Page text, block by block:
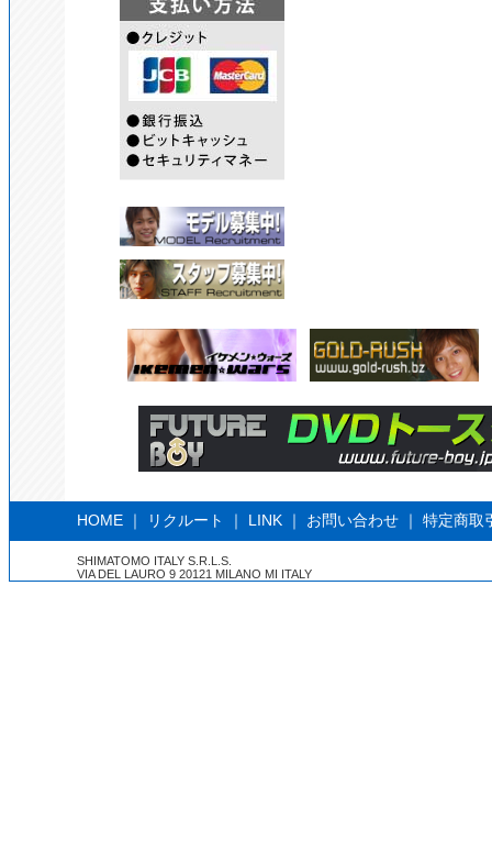
HOME ｜ リクルート ｜ LINK ｜ お問い合わせ ｜ 特定商取
SHIMATOMO ITALY S.R.L.S.
VIA DEL LAURO 9 20121 MILANO MI ITALY